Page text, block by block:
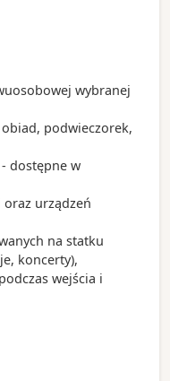
wybranej
podwieczorek,
dostępne w
oraz urządzeń
na statku
koncerty),
wejścia i